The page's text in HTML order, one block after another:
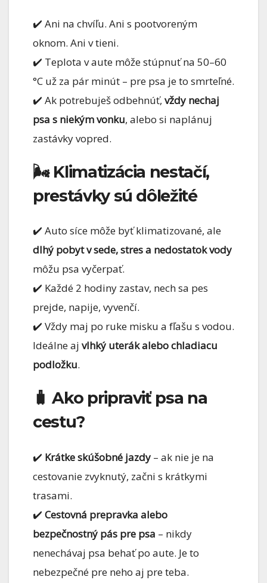
✔️ Ani na chvíľu. Ani s pootvoreným
oknom. Ani v tieni.
✔️ Teplota v aute môže stúpnuť na 50–60
°C už za pár minút – pre psa je to smrteľné.
✔️ Ak potrebuješ odbehnúť, vždy nechaj
psa s niekým vonku, alebo si naplánuj
zastávky vopred.
🌬 Klimatizácia nestačí,
prestávky sú dôležité
✔️ Auto síce môže byť klimatizované, ale
dlhý pobyt v sede, stres a nedostatok vody
môžu psa vyčerpať.
✔️ Každé 2 hodiny zastav, nech sa pes
prejde, napije, vyvenčí.
✔️ Vždy maj po ruke misku a fľašu s vodou.
Ideálne aj vlhký uterák alebo chladiacu
podložku.
🧳 Ako pripraviť psa na
cestu?
✔️ Krátke skúšobné jazdy – ak nie je na
cestovanie zvyknutý, začni s krátkymi
trasami.
✔️ Cestovná prepravka alebo
bezpečnostný pás pre psa – nikdy
nenechávaj psa behať po aute. Je to
nebezpečné pre neho aj pre teba.